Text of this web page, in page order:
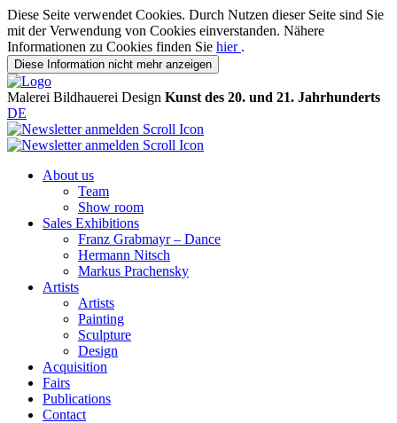
Diese Seite verwendet Cookies. Durch Nutzen dieser Seite sind Sie
mit der Verwendung von Cookies einverstanden. Nähere
Informationen zu Cookies finden Sie hier .
Diese Information nicht mehr anzeigen
Malerei Bildhauerei Design Kunst des 20. und 21. Jahrhunderts
DE
About us
Team
Show room
Sales Exhibitions
Franz Grabmayr – Dance
Hermann Nitsch
Markus Prachensky
Artists
Artists
Painting
Sculpture
Design
Acquisition
Fairs
Publications
Contact